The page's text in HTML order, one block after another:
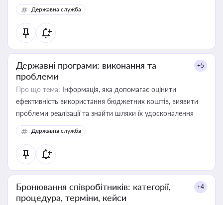
Державна служба
Державні програми: виконання та
проблеми
+5
Про що тема: Інформація, яка допомагає оцінити
ефективність використання бюджетних коштів, виявити
проблеми реалізації та знайти шляхи їх удосконалення
Державна служба
Бронювання співробітників: категорії,
процедура, терміни, кейси
+4